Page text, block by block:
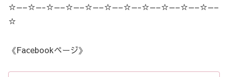
☆—–☆—-☆—–☆—–☆—–☆—–☆—-☆—–☆—–☆—–☆—–
☆
《Facebookページ》